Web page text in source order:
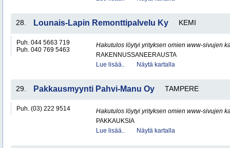
28. Lounais-Lapin Remonttipalvelu Ky KEMI
Puh. 044 5663 719
Puh. 040 769 5463
Hakutulos löytyi yrityksen omien www-sivujen
RAKENNUSSANEERAUSTA
Lue lisää..
Näytä kartalla
29. Pakkausmyynti Pahvi-Manu Oy TAMPERE
Puh. (03) 222 9514
Hakutulos löytyi yrityksen omien www-sivujen
PAKKAUKSIA
Lue lisää..
Näytä kartalla